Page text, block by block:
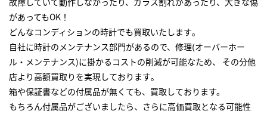
があってもOK！
どんなコンディションの時計でも買取いたします｡
自社に時計のメンテナンス部門があるので、修理(オーバーホー
ル・メンテナンス)に掛かるコストの削減が可能なため、 その分他
店より高額買取りを実現しております｡
箱や保証書などの付属品が無くても、買取しております。
もちろん付属品がございましたら、さらに高価買取となる可能性